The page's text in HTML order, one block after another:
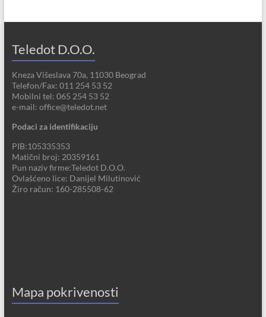
Teledot D.O.O.
Kneza Višeslava 70a, 11030 Beograd
Telefon/Fax: 011 254 53 52
Mobilni tel: 065 254 53 52
e-mail: office@teledot.net
Podaci za identifikaciju
PIB:105335353
Matični broj: 20359161
Pun naziv firme:Teledot D.O.O.
Ovlašćeno lice: Danijel Milutinović
Žiro račun: 160-285508-62
Mapa pokrivenosti